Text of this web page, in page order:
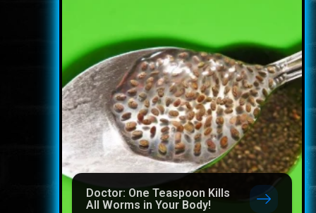
Doctor: One Teaspoon Kills
All Worms in Your Body!